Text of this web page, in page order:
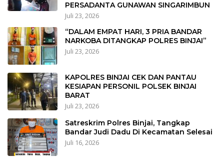
PERSADANTA GUNAWAN SINGARIMBUN
Juli 23, 2026
“DALAM EMPAT HARI, 3 PRIA BANDAR
NARKOBA DITANGKAP POLRES BINJAI”
Juli 23, 2026
KAPOLRES BINJAI CEK DAN PANTAU
KESIAPAN PERSONIL POLSEK BINJAI
BARAT
Juli 23, 2026
Satreskrim Polres Binjai, Tangkap
Bandar Judi Dadu Di Kecamatan Selesai
Juli 16, 2026